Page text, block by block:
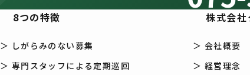
8つの特徴
＞ しがらみのない募集
＞ 専門スタッフによる定期巡回
株式会
＞ 会社概要
＞ 経営理念